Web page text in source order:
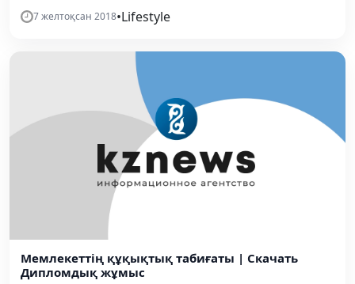
7 желтоқсан 2018•Lifestyle
Мемлекеттің құқықтық табиғаты | Скачать
Дипломдық жұмыс